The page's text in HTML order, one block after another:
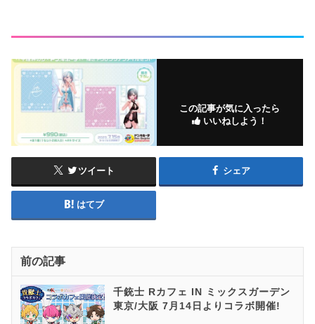
この記事が気に入ったら
いいねしよう！
ツイート シェア
はてブ
前の記事
千銃士 Rカフェ IN ミックスガーデン
東京/大阪 7月14日よりコラボ開催!